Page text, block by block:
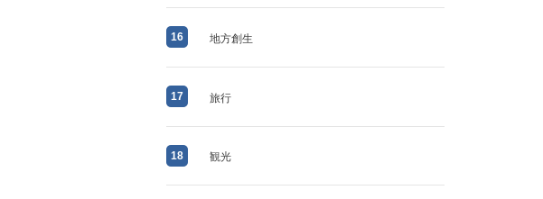
16 地方創生
17 旅行
18 観光